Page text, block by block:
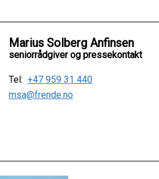
Marius Solberg Anfinsen
seniorrådgiver og pressekontakt
Tel: +47 959 31 440
msa@frende.no